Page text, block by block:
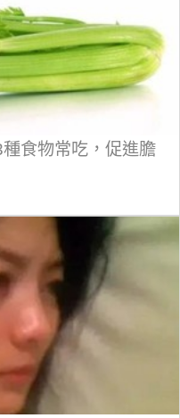
食物常吃，促進膽